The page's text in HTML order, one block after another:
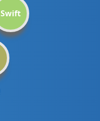
Swift